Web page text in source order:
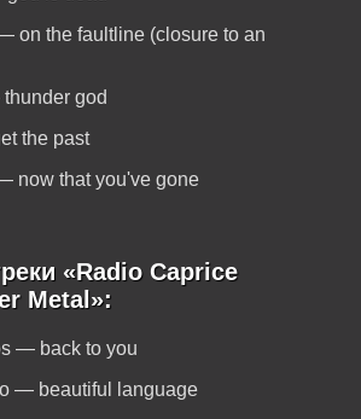
on the faultline (closure to an
god
the past
now that you've gone
«Radio Caprice
Metal»:
— back to you
— beautiful language